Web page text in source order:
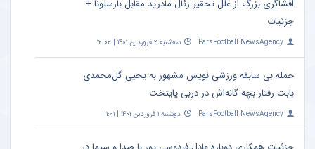
افشاگری بزرگ از علل تحقیر رئال مادرید مقابل بارسلونا +
جزئیات
ParsFootball NewsAgency سه‌شنبه ۲ فروردین ۱۴۰۱ | ۱۲:۰۲
حمله بی سابقه ورزشی نویس مشهور به یحیی گل‌محمدی
بابت رفتار بچه گانه‌اش در دربی پایتخت
ParsFootball NewsAgency دوشنبه ۱ فروردین ۱۴۰۱ | ۱:۰۱